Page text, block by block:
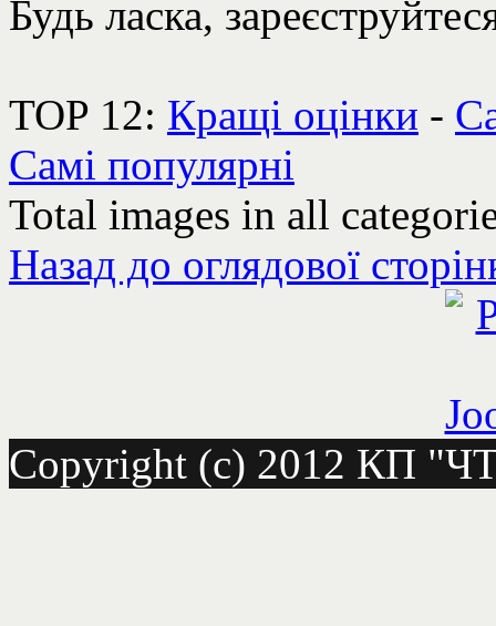
Будь ласка,
TOP 12: Кращі оцінки -
Самі популярні
Total images in all
Назад до оглядової
Copyright (c) 2012 КП